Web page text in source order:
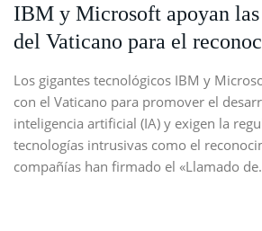
IBM y Microsoft apoyan
del Vaticano para el
Los gigantes tecnológicos IBM y
con el Vaticano para promover el
inteligencia artificial (IA) y exigen la
tecnologías intrusivas como el
compañías han firmado el «Llamado